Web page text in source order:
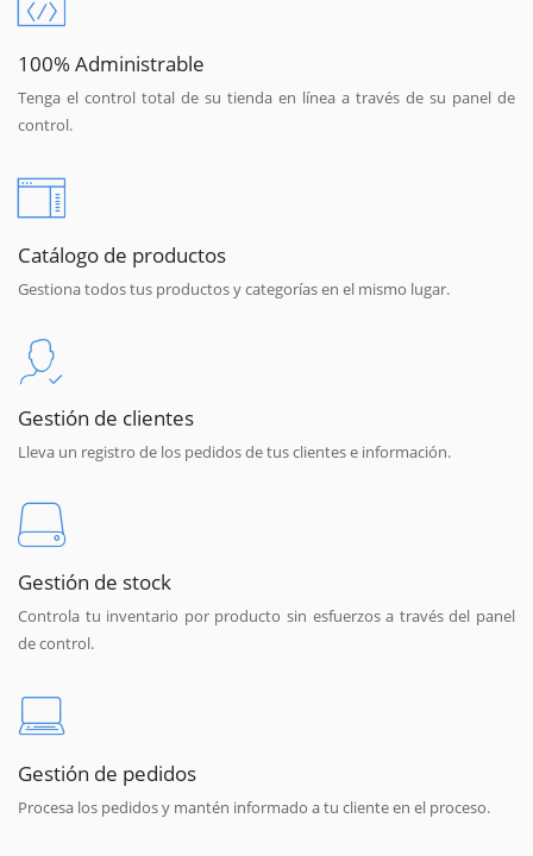
100% Administrable
Tenga el control total de su tienda en línea a través de su panel de
control.
Catálogo de productos
Gestiona todos tus productos y categorías en el mismo lugar.
Gestión de clientes
Lleva un registro de los pedidos de tus clientes e información.
Gestión de stock
Controla tu inventario por producto sin esfuerzos a través del panel
de control.
Gestión de pedidos
Procesa los pedidos y mantén informado a tu cliente en el proceso.